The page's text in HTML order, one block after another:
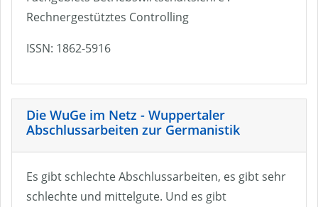
Rechnergestütztes Controlling
ISSN: 1862-5916
Die WuGe im Netz - Wuppertaler
Abschlussarbeiten zur Germanistik
Es gibt schlechte Abschlussarbeiten, es gibt sehr
schlechte und mittelgute. Und es gibt